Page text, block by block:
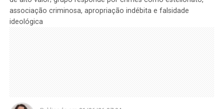
associação criminosa, apropriação indébita e falsidade
ideológica